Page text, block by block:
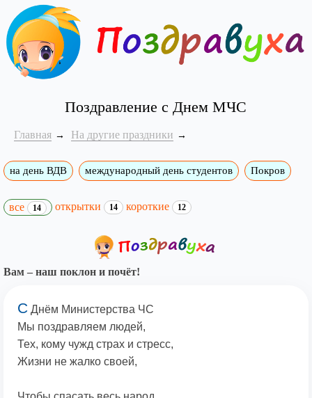
Поздравление с Днем МЧС
Главная На другие праздники
на день ВДВ международный день студентов Покров
все 14 открытки 14 короткие 12
Вам – наш поклон и почёт!
С Днём Министерства ЧС
Мы поздравляем людей,
Тех, кому чужд страх и стресс,
Жизни не жалко своей,